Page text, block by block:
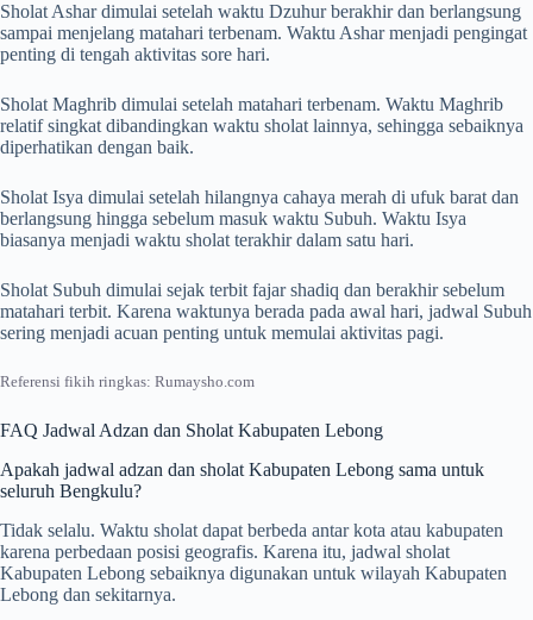
Sholat Ashar dimulai setelah waktu Dzuhur berakhir dan berlangsung
sampai menjelang matahari terbenam. Waktu Ashar menjadi pengingat
penting di tengah aktivitas sore hari.
Sholat Maghrib dimulai setelah matahari terbenam. Waktu Maghrib
relatif singkat dibandingkan waktu sholat lainnya, sehingga sebaiknya
diperhatikan dengan baik.
Sholat Isya dimulai setelah hilangnya cahaya merah di ufuk barat dan
berlangsung hingga sebelum masuk waktu Subuh. Waktu Isya
biasanya menjadi waktu sholat terakhir dalam satu hari.
Sholat Subuh dimulai sejak terbit fajar shadiq dan berakhir sebelum
matahari terbit. Karena waktunya berada pada awal hari, jadwal Subuh
sering menjadi acuan penting untuk memulai aktivitas pagi.
Referensi fikih ringkas: Rumaysho.com
FAQ Jadwal Adzan dan Sholat Kabupaten Lebong
Apakah jadwal adzan dan sholat Kabupaten Lebong sama untuk
seluruh Bengkulu?
Tidak selalu. Waktu sholat dapat berbeda antar kota atau kabupaten
karena perbedaan posisi geografis. Karena itu, jadwal sholat
Kabupaten Lebong sebaiknya digunakan untuk wilayah Kabupaten
Lebong dan sekitarnya.